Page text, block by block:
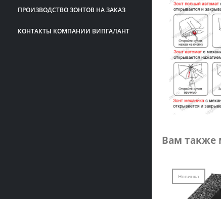
ПРОИЗВОДСТВО ЗОНТОВ НА ЗАКАЗ
КОНТАКТЫ КОМПАНИИ ВИПГАЛАНТ
Вам также
Новинка